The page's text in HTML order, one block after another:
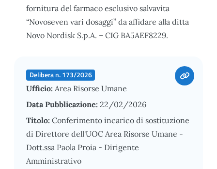
fornitura del farmaco esclusivo salvavita
“Novoseven vari dosaggi” da affidare alla ditta
Novo Nordisk S.p.A. – CIG BA5AEF8229.
Delibera n. 173/2026
Ufficio: Area Risorse Umane
Data Pubblicazione: 22/02/2026
Titolo: Conferimento incarico di sostituzione
di Direttore dell'UOC Area Risorse Umane -
Dott.ssa Paola Proia - Dirigente
Amministrativo